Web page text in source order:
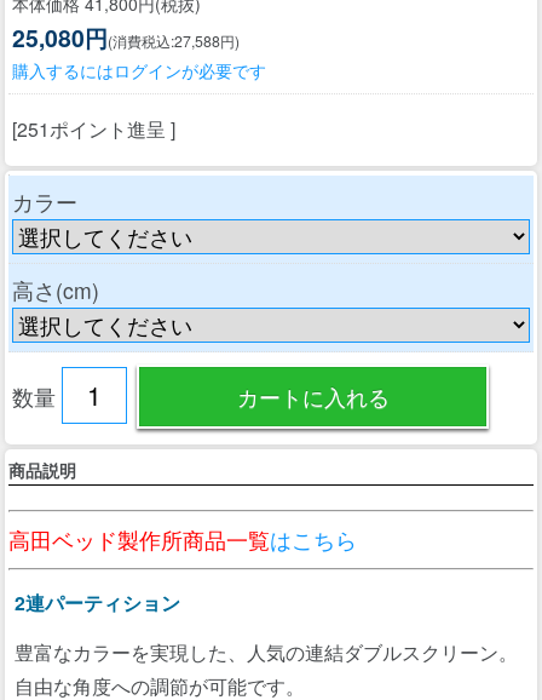
25,080円(消費税込:27,588円)
購入するにはログインが必要です
[251ポイント進呈 ]
カラー
高さ(cm)
数量
商品説明
高田ベッド製作所商品一覧はこちら
2連パーティション
豊富なカラーを実現した、人気の連結ダブルスクリーン。
自由な角度への調節が可能です。